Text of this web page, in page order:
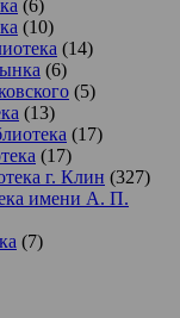
(6)
(10)
(14)
(6)
(5)
(13)
(17)
(17)
г. Клин (327)
имени А. П.
(7)